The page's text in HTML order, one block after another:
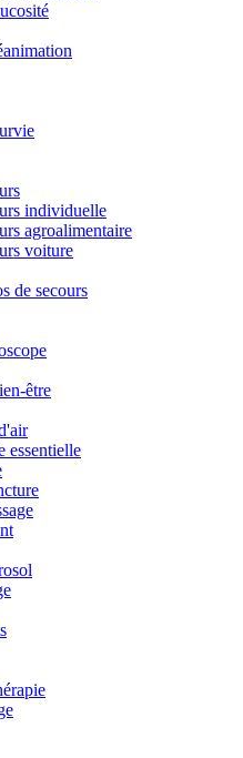
individuelle
agroalimentaire
voiture
de secours
être
essentielle